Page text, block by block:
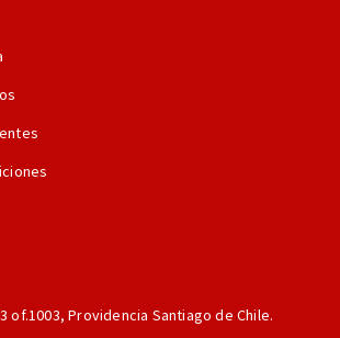
of.1003, Providencia Santiago de Chile.